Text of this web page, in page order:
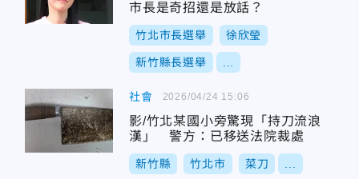
市長是奇招還是放話？
竹北市長選舉 徐欣瑩
新竹縣長選舉
社會
影/竹北某國小旁驚現「持刀流浪
漢」 警方：已移送法院裁處
新竹縣 竹北市 菜刀
2026/04/24 15:06